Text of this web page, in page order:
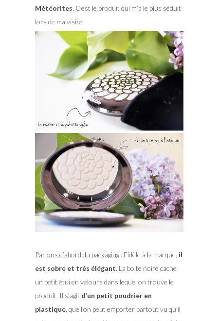
Météorites. C’est le produit qui m’a le plus séduit
lors de ma visite.
Parlons d’abord du packaging: Fidèle à la marque, il
est sobre et très élégant. La boite noire cache
un petit étui en velours dans lequel on trouve le
produit. Il s’agit d’un petit poudrier en
plastique, que l’on peut emporter partout vu qu’il